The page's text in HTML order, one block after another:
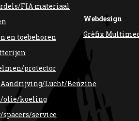
FIA materiaal
en toebehoren
protector
Lucht/Benzine
olie/koeling
service
Webdesign
Grèfix